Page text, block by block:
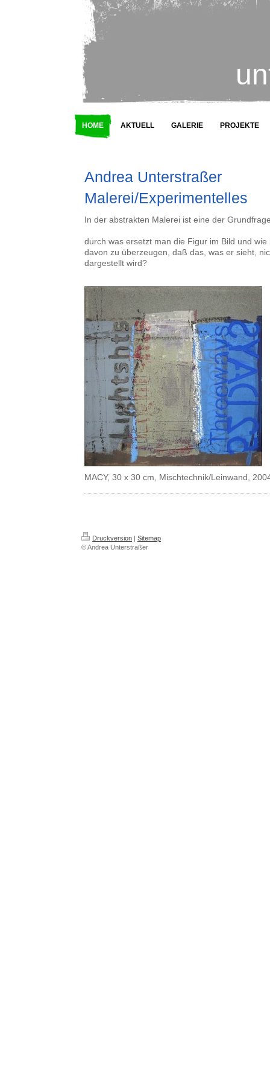
HOME AKTUELL GALERIE PROJEKTE
Andrea Unterstraßer
Malerei/Experimentelles
In der abstrakten Malerei ist eine der
durch was ersetzt man die Figur im Bild und
davon zu überzeugen, daß das, was er sieht,
dargestellt wird?
MACY, 30 x 30 cm, Mischtechnik/Leinwand,
Druckversion | Sitemap
© Andrea Unterstraßer